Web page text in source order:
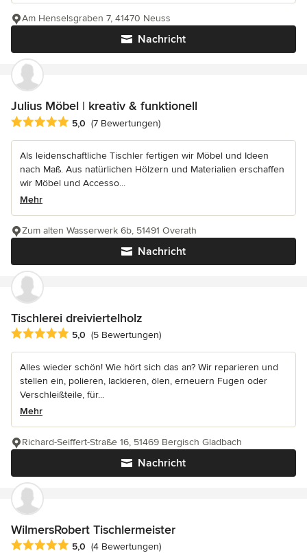
Nachricht
Am Henselsgraben 7, 41470 Neuss
Julius Möbel | kreativ & funktionell
Durchschnittliche Bewertung: 5 von 5 Sternen
5,0 (7 Bewertungen)
Als leidenschaftliche Tischler fertigen wir Möbel und Ideen
nach Maß. Aus natürlichen Hölzern und Materialien erschaffen
wir Möbel und Accesso...
Mehr
Nachricht
Zum alten Wasserwerk 6b, 51491 Overath
Tischlerei dreiviertelholz
Durchschnittliche Bewertung: 5 von 5 Sternen
5,0 (5 Bewertungen)
Alles wieder schön! Wie hört sich das an? Wir reparieren und
stellen ein, polieren, lackieren, ölen, erneuern Fugen oder
Verschleißteile, für...
Mehr
Nachricht
Richard-Seiffert-Straße 16, 51469 Bergisch Gladbach
WilmersRobert Tischlermeister
Durchschnittliche Bewertung: 5 von 5 Sternen
5,0 (4 Bewertungen)